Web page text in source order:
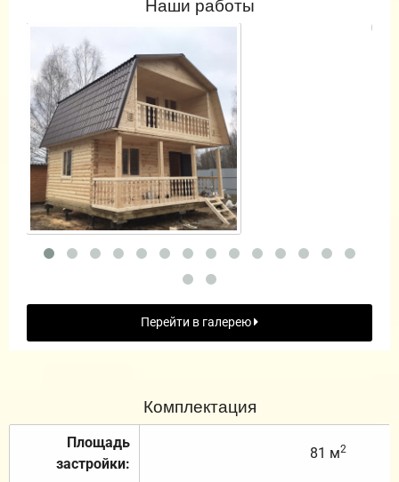
Перейти в галерею
Комплектация
Площадь
застройки:
81 м2